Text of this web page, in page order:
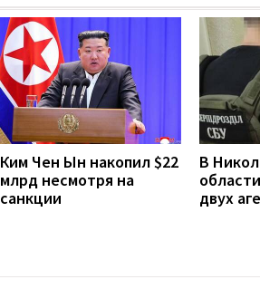
Ким Чен Ын накопил $22
млрд несмотря на
санкции
В
двух